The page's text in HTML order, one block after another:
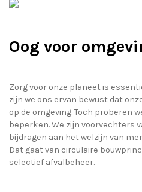
Oog voor
Zorg voor onze planeet is
zijn we ons ervan bewust dat
op de omgeving. Toch proberen
beperken. We zijn voorvechters
bijdragen aan het welzijn van
Dat gaat van circulaire
selectief afvalbeheer.